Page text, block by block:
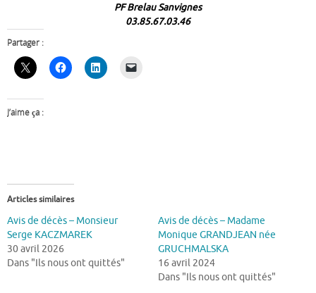
PF Brelau Sanvignes
03.85.67.03.46
Partager :
J’aime ça :
Articles similaires
Avis de décès – Monsieur
Serge KACZMAREK
30 avril 2026
Dans "Ils nous ont quittés"
Avis de décès – Madame
Monique GRANDJEAN née
GRUCHMALSKA
16 avril 2024
Dans "Ils nous ont quittés"